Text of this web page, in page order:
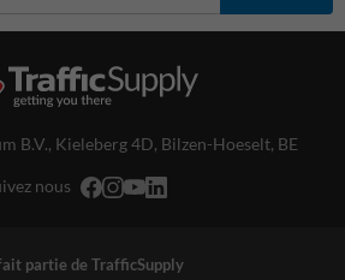
B.V., Kieleberg 4D, Bilzen-Hoeselt, BE
nous
partie de TrafficSupply